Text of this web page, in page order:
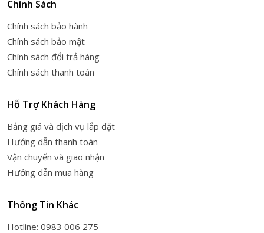
Chính Sách
Chính sách bảo hành
Chính sách bảo mật
Chính sách đổi trả hàng
Chính sách thanh toán
Hỗ Trợ Khách Hàng
Bảng giá và dịch vụ lắp đặt
Hướng dẫn thanh toán
Vận chuyển và giao nhận
Hướng dẫn mua hàng
Thông Tin Khác
Hotline: 0983 006 275